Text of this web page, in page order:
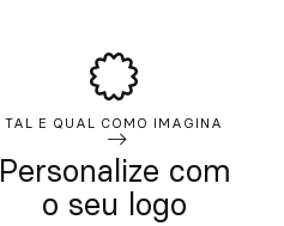
TAL E QUAL COMO IMAGINA
Personalize com
o seu logo